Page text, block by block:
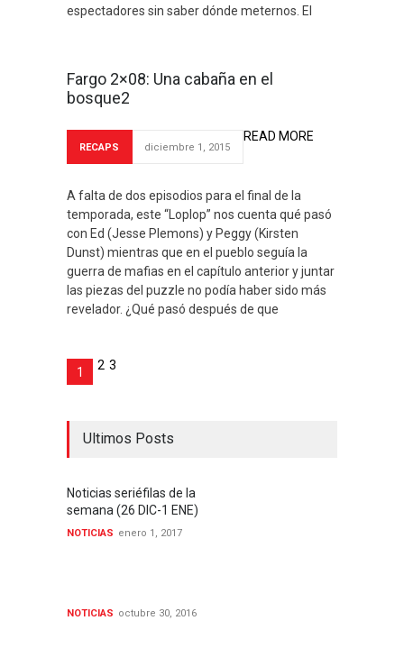
espectadores sin saber dónde meternos. El
Fargo 2×08: Una cabaña en el
bosque2
RECAPS diciembre 1, 2015
A falta de dos episodios para el final de la
temporada, este “Loplop” nos cuenta qué pasó
con Ed (Jesse Plemons) y Peggy (Kirsten
Dunst) mientras que en el pueblo seguía la
guerra de mafias en el capítulo anterior y juntar
las piezas del puzzle no podía haber sido más
revelador. ¿Qué pasó después de que
READ MORE
1 2 3
Ultimos Posts
Noticias seriéfilas de la
semana (26 DIC-1 ENE)
NOTICIAS enero 1, 2017
NOTICIAS octubre 30, 2016